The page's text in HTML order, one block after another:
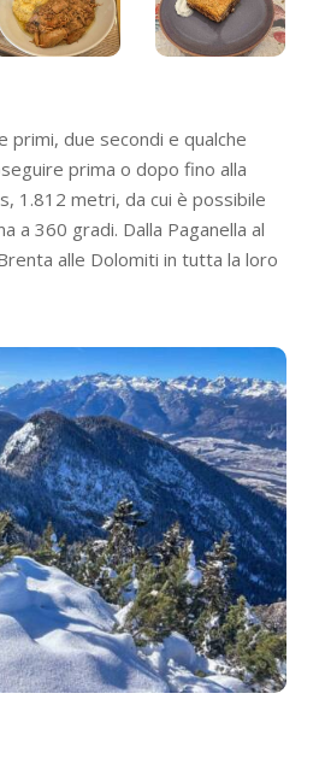
primi, due secondi e qualche
prima o dopo fino alla
1.812 metri, da cui è possibile
a 360 gradi. Dalla Paganella al
alle Dolomiti in tutta la loro